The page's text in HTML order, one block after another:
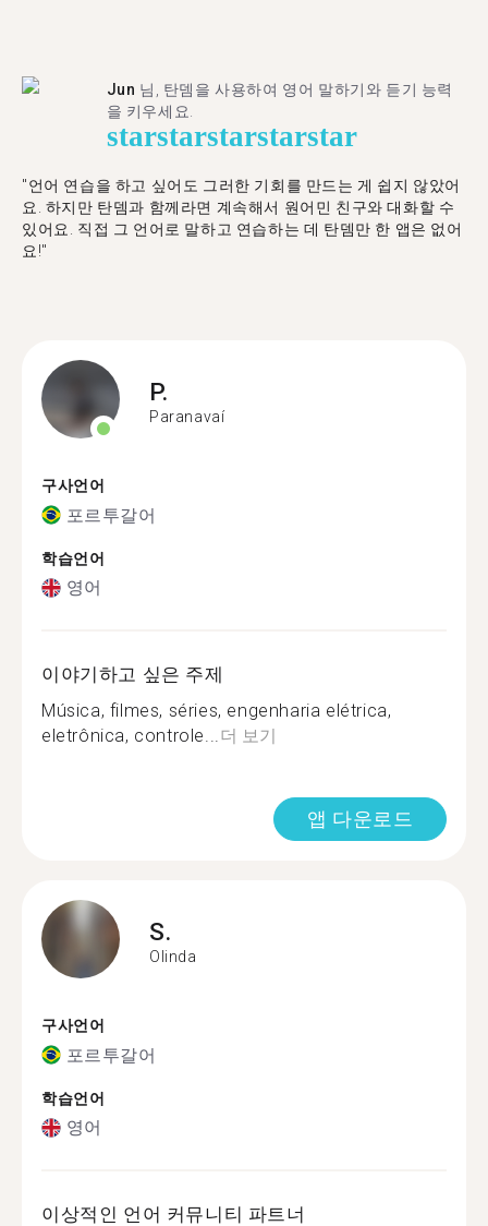
Jun 님, 탄뎀을 사용하여 영어 말하기와 듣기 능력
을 키우세요.
starstarstarstarstar
"언어 연습을 하고 싶어도 그러한 기회를 만드는 게 쉽지 않았어
요. 하지만 탄뎀과 함께라면 계속해서 원어민 친구와 대화할 수
있어요. 직접 그 언어로 말하고 연습하는 데 탄뎀만 한 앱은 없어
요!"
P.
Paranavaí
구사언어
포르투갈어
학습언어
영어
이야기하고 싶은 주제
Música, filmes, séries, engenharia elétrica,
eletrônica, controle...더 보기
앱 다운로드
S.
Olinda
구사언어
포르투갈어
학습언어
영어
이상적인 언어 커뮤니티 파트너